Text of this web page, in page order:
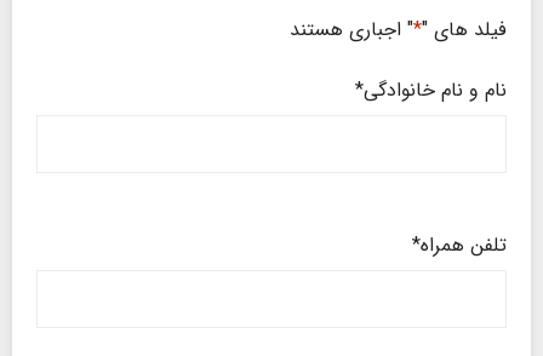
فیلد های "*" اجباری هستند
نام و نام خانوادگی*
تلفن همراه*